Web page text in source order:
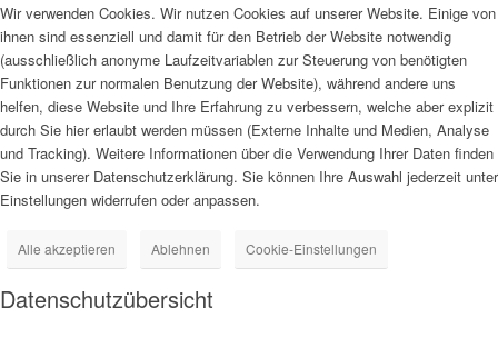
Wir verwenden Cookies. Wir nutzen Cookies auf unserer Website. Einige von
ihnen sind essenziell und damit für den Betrieb der Website notwendig
(ausschließlich anonyme Laufzeitvariablen zur Steuerung von benötigten
Funktionen zur normalen Benutzung der Website), während andere uns
helfen, diese Website und Ihre Erfahrung zu verbessern, welche aber explizit
durch Sie hier erlaubt werden müssen (Externe Inhalte und Medien, Analyse
und Tracking). Weitere Informationen über die Verwendung Ihrer Daten finden
Sie in unserer Datenschutzerklärung. Sie können Ihre Auswahl jederzeit unter
Einstellungen widerrufen oder anpassen.
Alle akzeptieren Ablehnen Cookie-Einstellungen
Datenschutzübersicht